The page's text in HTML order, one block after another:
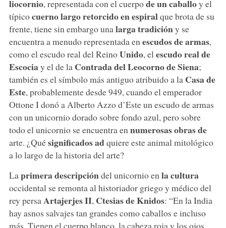
liocornio, representada con el cuerpode un caballoy el
típicocuerno largo retorcido en espiralque brota de su
frente, tiene sin embargo una larga tradicióny se
encuentra a menudo representada en escudos de armas,
como el escudo real del ReinoUnido, el escudo real de
Escociay el de la Contrada del Leocorno de Siena;
también es el símbolo más antiguo atribuido a la Casa de
Este, probablemente desde 949, cuando el emperador
Ottone I donó a Alberto Azzo d’Este un escudo de armas
con un unicornio dorado sobre fondo azul, pero sobre
todo el unicornio se encuentra en numerosas obras de
arte. ¿Quésignificados adquiere este animal mitológico
a lo largo de la historia del arte?
Laprimera descripcióndel unicornio en la cultura
occidental se remonta al historiador griego y médico del
rey persa Artajerjes II, Ctesias de Knidos: “En la India
hay asnos salvajes tan grandes como caballos e incluso
más. Tienen el cuerpo blanco, la cabeza roja y los ojos